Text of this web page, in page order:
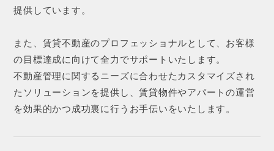
提供しています。
また、賃貸不動産のプロフェッショナルとして、お客様
の目標達成に向けて全力でサポートいたします。
不動産管理に関するニーズに合わせたカスタマイズされ
たソリューションを提供し、賃貸物件やアパートの運営
を効果的かつ成功裏に行うお手伝いをいたします。